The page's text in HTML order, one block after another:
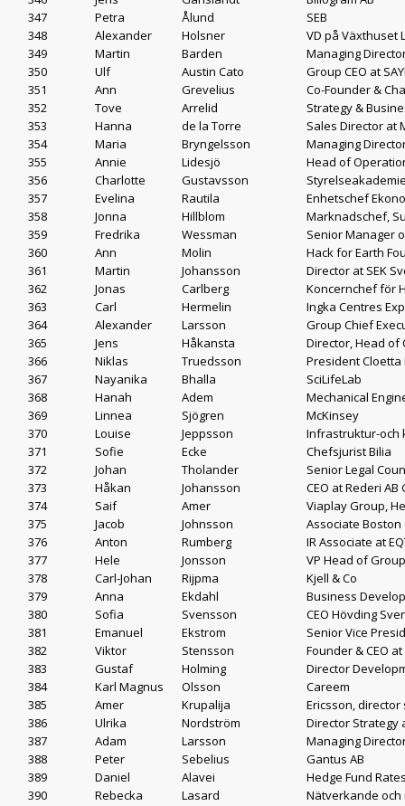
347
Petra Ålund
SEB
348
Alexander Holsner
VD på Växthuset
349
Martin Barden
Managing
350
Ulf Austin Cato
Group CEO at
351
Ann Grevelius
Co-Founder &
352
Tove Arrelid
Strategy &
353
Hanna de la Torre
Sales Director at
354
Maria Bryngelsson
Managing
355
Annie Lidesjö
Head of
356
Charlotte Gustavsson
357
Evelina Rautila
Enhetschef
358
Jonna Hillblom
Marknadschef,
359
Fredrika Wessman
Senior Manager
360
Ann Molin
Hack for Earth
361
Martin Johansson
Director at SEK
362
Jonas Carlberg
Koncernchef för
363
Carl Hermelin
Ingka Centres
364
Alexander Larsson
Group Chief
365
Jens Håkansta
Director, Head of
366
Niklas Truedsson
President Cloetta
367
Nayanika Bhalla
SciLifeLab
368
Hanah Adem
Mechanical
369
Linnea Sjögren
McKinsey
370
Louise Jeppsson
Infrastruktur-och
371
Sofie Ecke
Chefsjurist Bilia
372
Johan Tholander
Senior Legal
373
Håkan Johansson
CEO at Rederi AB
374
Saif Amer
Viaplay Group,
375
Jacob Johnsson
Associate
376
Anton Rumberg
IR Associate at
377
Hele Jonsson
VP Head of
378
Carl-Johan Rijpma
Kjell & Co
379
Anna Ekdahl
Business
380
Sofia Svensson
CEO Hövding
381
Emanuel Ekstrom
Senior Vice
382
Viktor Stensson
Founder & CEO
383
Gustaf Holming
Director
384
Karl Magnus Olsson
Careem
385
Amer Krupalija
Ericsson, director
386
Ulrika Nordström
Director Strategy
387
Adam Larsson
Managing
388
Peter Sebelius
Gantus AB
389
Daniel Alavei
Hedge Fund
390
Rebecka Lasard
Nätverkande